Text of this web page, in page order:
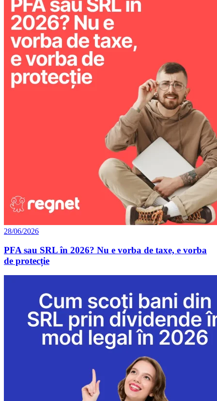
28/06/2026
PFA sau SRL în 2026? Nu e vorba de taxe, e vorba
de protecție